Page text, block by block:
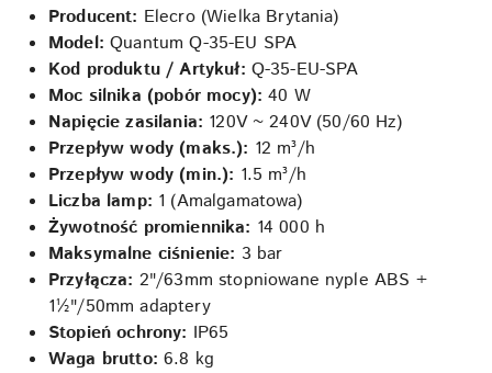
Producent: Elecro (Wielka Brytania)
Model: Quantum Q-35-EU SPA
Kod produktu / Artykuł: Q-35-EU-SPA
Moc silnika (pobór mocy): 40 W
Napięcie zasilania: 120V ~ 240V (50/60 Hz)
Przepływ wody (maks.): 12 m³/h
Przepływ wody (min.): 1.5 m³/h
Liczba lamp: 1 (Amalgamatowa)
Żywotność promiennika: 14 000 h
Maksymalne ciśnienie: 3 bar
Przyłącza: 2"/63mm stopniowane nyple ABS +
1½"/50mm adaptery
Stopień ochrony: IP65
Waga brutto: 6.8 kg